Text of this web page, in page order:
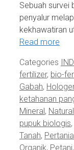
Sebuah survei
penyalur
kekhawatiran
Read more
Categories
fertilizer, bio-
Gabah,
ketahanan
Mineral , Natural
pupuk biologis,
Tanah,
Organik, Petani,